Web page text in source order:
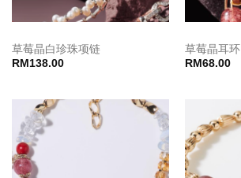
草莓晶白珍珠项链
RM 138.00
草莓晶耳环
RM 68.00